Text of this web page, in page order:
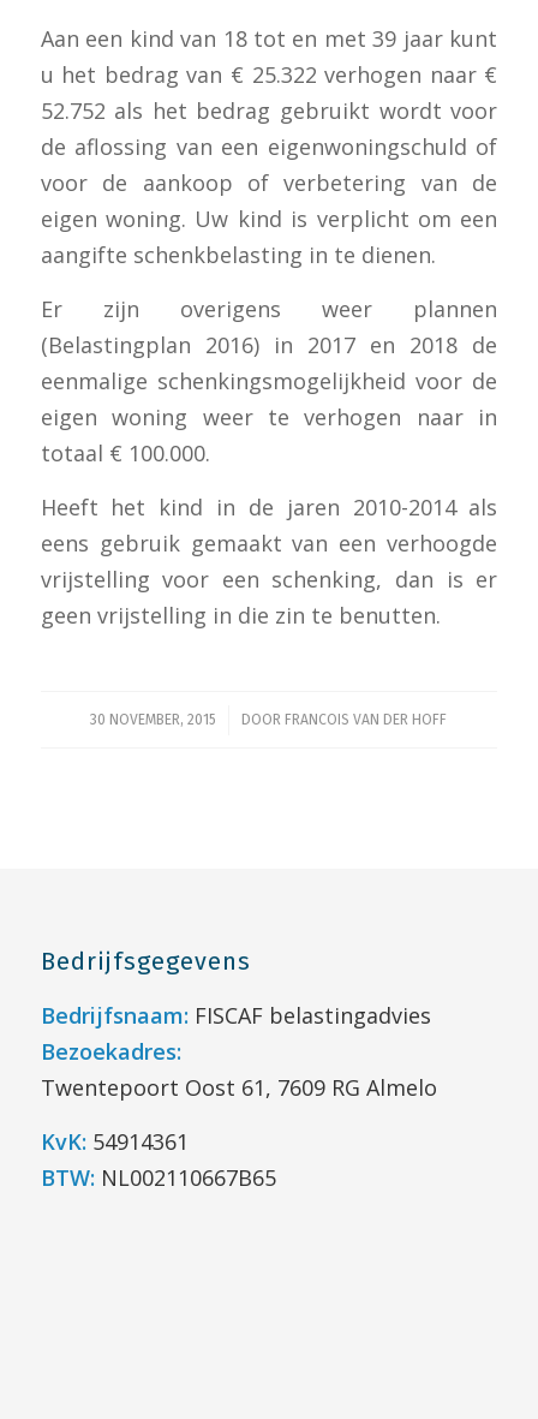
Aan een kind van 18 tot en met 39 jaar kunt
u het bedrag van € 25.322 verhogen naar €
52.752 als het bedrag gebruikt wordt voor
de aflossing van een eigenwoningschuld of
voor de aankoop of verbetering van de
eigen woning. Uw kind is verplicht om een
aangifte schenkbelasting in te dienen.
Er zijn overigens weer plannen
(Belastingplan 2016) in 2017 en 2018 de
eenmalige schenkingsmogelijkheid voor de
eigen woning weer te verhogen naar in
totaal € 100.000.
Heeft het kind in de jaren 2010-2014 als
eens gebruik gemaakt van een verhoogde
vrijstelling voor een schenking, dan is er
geen vrijstelling in die zin te benutten.
30 NOVEMBER, 2015
/ DOOR FRANCOIS VAN DER HOFF
Bedrijfsgegevens
Bedrijfsnaam: FISCAF belastingadvies
Bezoekadres:
Twentepoort Oost 61, 7609 RG Almelo
KvK: 54914361
BTW: NL002110667B65